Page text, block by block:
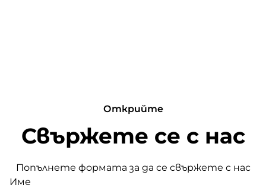
Открийте
Свържете се с нас
Попълнете формата за да се свържете с нас
Име